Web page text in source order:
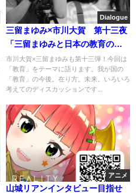
Dialogue
三留まゆみ×市川大賀 第十三夜
「三留まゆみと日本の教育の現
状と」
市川大賀×三留まゆみも第十三弾！今回は
「教育」をテーマに語ります。我が国の
「教育」の今後。在り方。未来。いろいろ
考えてのディスカッションです...
アニメ
山城リアンインタビュー目指せ